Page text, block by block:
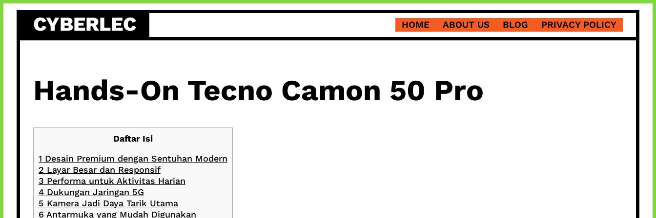
content
CYBERLEC HOME ABOUT US BLOG PRIVACY POLICY
Hands-On Tecno Camon 50 Pro
Daftar Isi
1 Desain Premium dengan Sentuhan Modern
2 Layar Besar dan Responsif
3 Performa untuk Aktivitas Harian
4Dukungan Jaringan 5G
5 Kamera Jadi Daya Tarik Utama
6 Antarmuka yang Mudah Digunakan